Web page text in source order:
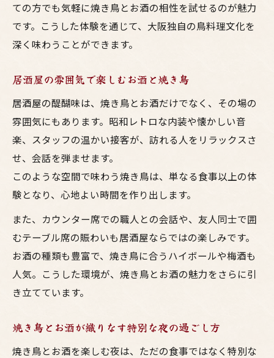
ての方でも気軽に焼き鳥とお酒の相性を試せるのが魅力
です。こうした体験を通じて、大阪独自の鳥料理文化を
深く味わうことができます。
居酒屋の雰囲気で楽しむお酒と焼き鳥
居酒屋の醍醐味は、焼き鳥とお酒だけでなく、その場の
雰囲気にもあります。昭和レトロな内装や懐かしい音
楽、スタッフの温かい接客が、訪れる人をリラックスさ
せ、会話を弾ませます。
このような空間で味わう焼き鳥は、単なる食事以上の体
験となり、心地よい時間を作り出します。
また、カウンター席での職人との会話や、友人同士で囲
むテーブル席の賑わいも居酒屋ならではの楽しみです。
お酒の種類も豊富で、焼き鳥に合うハイボールや梅酒も
人気。こうした環境が、焼き鳥とお酒の魅力をさらに引
き立てています。
焼き鳥とお酒が織りなす特別な夜の過ごし方
焼き鳥とお酒を楽しむ夜は、ただの食事ではなく特別な